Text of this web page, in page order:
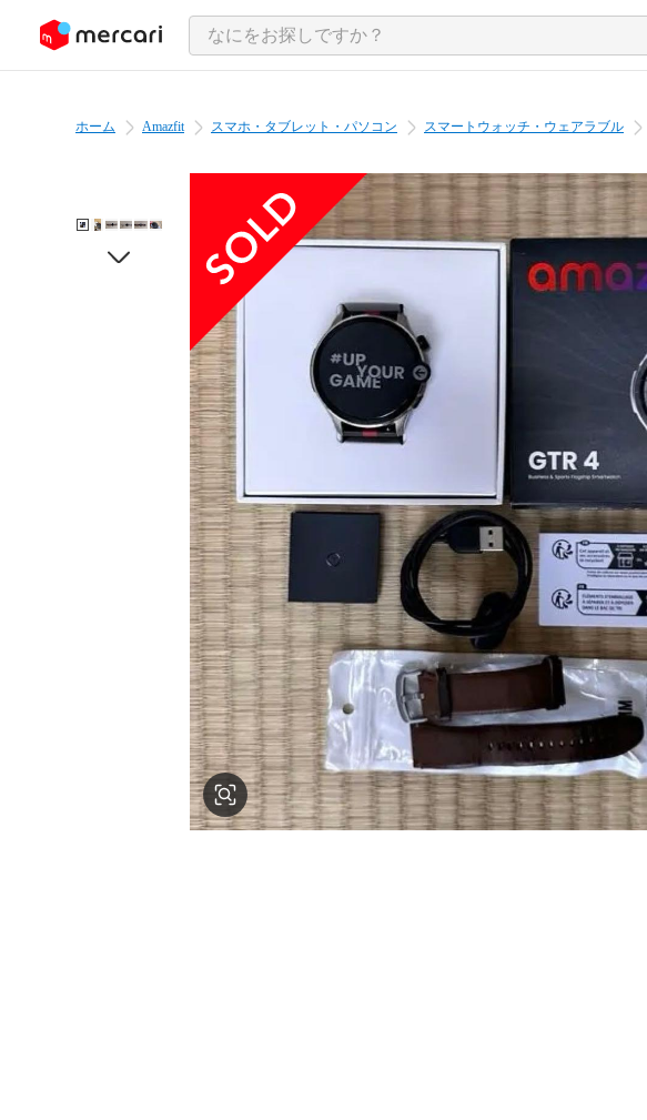
ツにスキップ
ホーム Amazfit スマホ・タブレット・パソコン スマートウォッチ・ウェアラブル